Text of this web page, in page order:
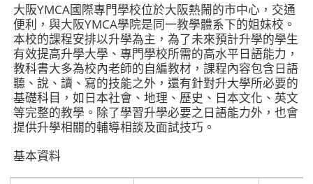
大阪YMCA國際專門學校位於大阪熱鬧的市中心，交通
便利，與大阪YMCA學院是同一教學體系下的姐妹校。
本校的課程安排以升學為主，為了未來預計升學的學生
有效提高升學大學、專門學校所需的高水平日語能力，
教科書大多為校內老師的自編教材，課程內容包含日語
聽、說、讀、寫的技能之外，還有針對升大學所必要的
基礎科目，如日本社會、地理、歷史、日本文化、英文
等完整的教學。除了學習升學必要之日語能力外，也會
提供升學相關的輔導相談及面試技巧。
基本資料